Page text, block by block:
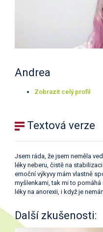
Andrea
Zobrazit celý profil
Textová verze
Jsem ráda, že jsem neměla
léky neberu, čistě na
emoční výkyvy mám vlastně
myšlenkami, tak mi to pomáhá
léky na anorexii, i když je
Další zkušenosti: